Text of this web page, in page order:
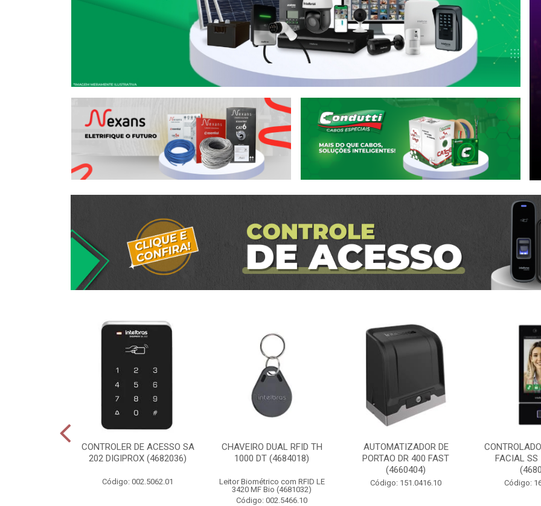
CONTROLER DE ACESSO SA
202 DIGIPROX (4682036)
Código: 002.5062.01
CHAVEIRO DUAL RFID TH
1000 DT (4684018)
Leitor Biométrico com RFID LE
3420 MF Bio (4681032)
Código: 002.5466.10
AUTOMATIZADOR DE
PORTAO DR 400 FAST
(4660404)
Código: 151.0416.10
FACIAL
Código: